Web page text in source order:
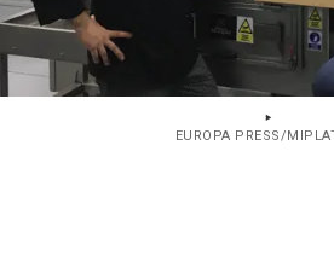
EUROPA PRESS/